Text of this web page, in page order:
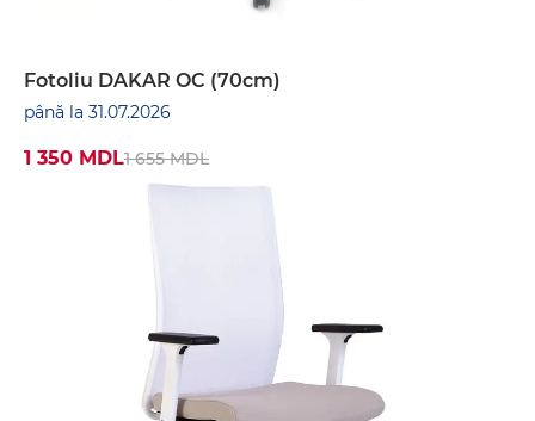
Fotoliu DAKAR OC (70cm)
până la 31.07.2026
1 350 MDL1 655 MDL